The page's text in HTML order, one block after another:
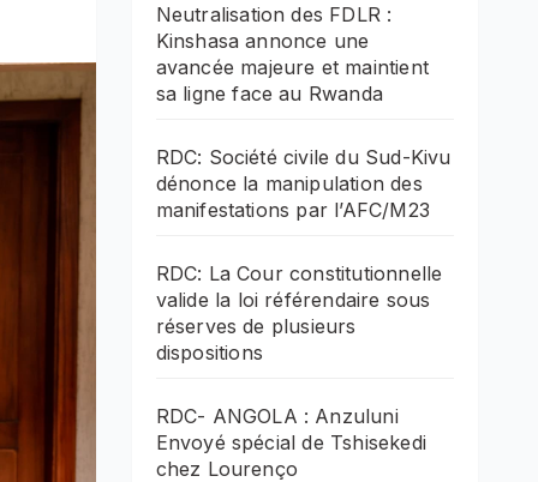
Neutralisation des FDLR :
Kinshasa annonce une
avancée majeure et maintient
sa ligne face au Rwanda
RDC: Société civile du Sud-Kivu
dénonce la manipulation des
manifestations par l’AFC/M23
RDC: La Cour constitutionnelle
valide la loi référendaire sous
réserves de plusieurs
dispositions
RDC- ANGOLA : Anzuluni
Envoyé spécial de Tshisekedi
chez Lourenço